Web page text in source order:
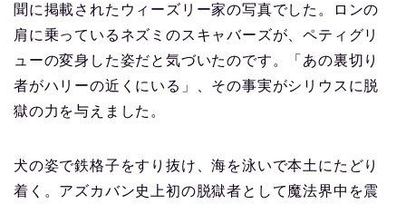
聞に掲載されたウィーズリー家の写真でした。ロンの
肩に乗っているネズミのスキャバーズが、ペティグリ
ューの変身した姿だと気づいたのです。「あの裏切り
者がハリーの近くにいる」、その事実がシリウスに脱
獄の力を与えました。
犬の姿で鉄格子をすり抜け、海を泳いで本土にたどり
着く。アズカバン史上初の脱獄者として魔法界中を震